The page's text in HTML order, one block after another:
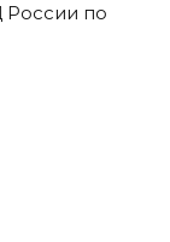
России по